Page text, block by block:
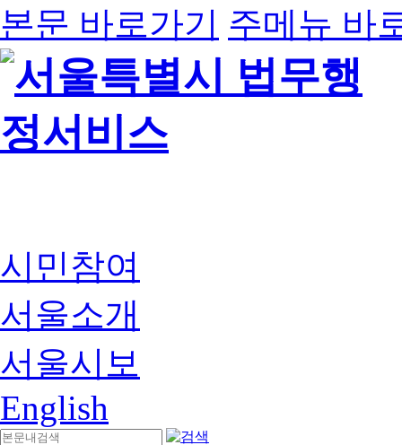
본문 바로가기 주메뉴 바
시민참여
서울소개
서울시보
English